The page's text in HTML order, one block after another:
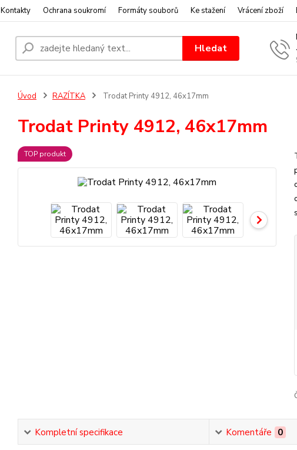
Kontakty Ochrana soukromí Formáty souborů Ke stažení Vrácení zboží
Hledat
Úvod RAZÍTKA Trodat Printy 4912, 46x17mm
Trodat Printy 4912, 46x17mm
TOP produkt
Kompletní specifikace Komentáře 0